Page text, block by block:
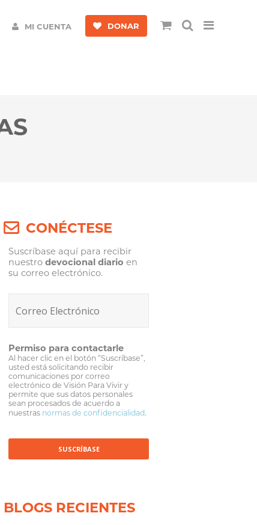
MI CUENTA DONAR
CONÉCTESE
Suscríbase aquí para recibir
nuestrodevocional diario en
su correo electrónico.
Permiso para contactarle
Al hacer clic en el botón “Suscríbase”,
usted está solicitando recibir
comunicaciones por correo
electrónico de Visión Para Vivir y
permite que sus datos personales
sean procesados de acuerdo a
nuestras normas de confidencialidad.
BLOGS RECIENTES